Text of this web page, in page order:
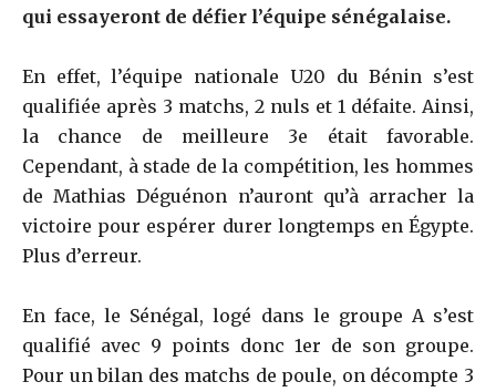
qui essayeront de défier l’équipe sénégalaise.
En effet, l’équipe nationale U20 du Bénin s’est
qualifiée après 3 matchs, 2 nuls et 1 défaite. Ainsi,
la chance de meilleure 3e était favorable.
Cependant, à stade de la compétition, les hommes
de Mathias Déguénon n’auront qu’à arracher la
victoire pour espérer durer longtemps en Égypte.
Plus d’erreur.
En face, le Sénégal, logé dans le groupe A s’est
qualifié avec 9 points donc 1er de son groupe.
Pour un bilan des matchs de poule, on décompte 3